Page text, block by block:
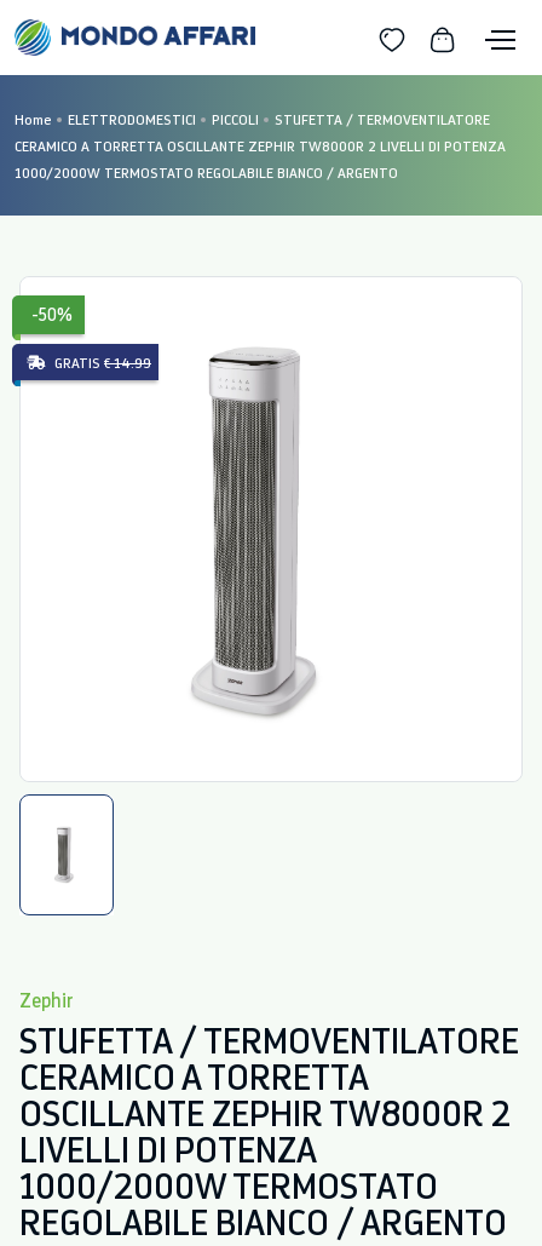
Home ELETTRODOMESTICI PICCOLI
STUFETTA / TERMOVENTILATORE
CERAMICO A TORRETTA OSCILLANTE ZEPHIR TW8000R 2 LIVELLI DI POTENZA
1000/2000W TERMOSTATO REGOLABILE BIANCO / ARGENTO
-50%
GRATIS € 14.99
Zephir
STUFETTA / TERMOVENTILATORE
CERAMICO A TORRETTA
OSCILLANTE ZEPHIR TW8000R 2
LIVELLI DI POTENZA
1000/2000W TERMOSTATO
REGOLABILE BIANCO / ARGENTO